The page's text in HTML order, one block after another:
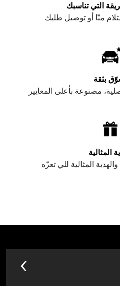
التي تناسبك
منّا أو توصيل طلبك
بثقة
مصنوعة بأعلى المعايير
المثالية
المثالية للي تعزّه